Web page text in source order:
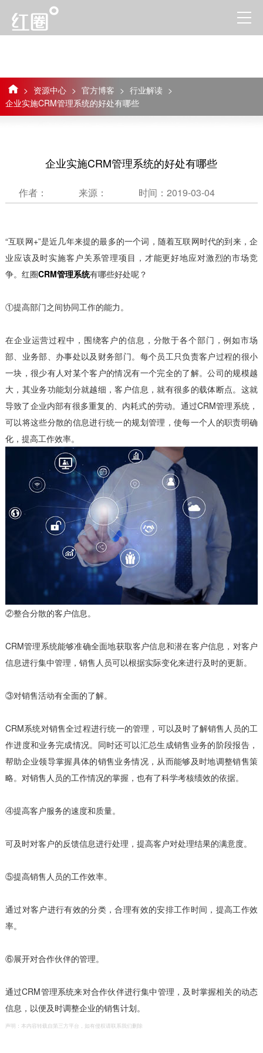
> 资源中心 > 官方博客 > 行业解读 >
企业实施CRM管理系统的好处有哪些
企业实施CRM管理系统的好处有哪些
作者： 来源： 时间：2019-03-04
“互联网+”是近几年来提的最多的一个词，随着互联网时代的到来，企
业应该及时实施客户关系管理项目，才能更好地应对激烈的市场竞
争。红圈CRM管理系统有哪些好处呢？
①提高部门之间协同工作的能力。
在企业运营过程中，围绕客户的信息，分散于各个部门，例如市场
部、业务部、办事处以及财务部门。每个员工只负责客户过程的很小
一块，很少有人对某个客户的情况有一个完全的了解。公司的规模越
大，其业务功能划分就越细，客户信息，就有很多的载体断点。这就
导致了企业内部有很多重复的、内耗式的劳动。通过CRM管理系统，
可以将这些分散的信息进行统一的规划管理，使每一个人的职责明确
化，提高工作效率。
②整合分散的客户信息。
CRM管理系统能够准确全面地获取客户信息和潜在客户信息，对客户
信息进行集中管理，销售人员可以根据实际变化来进行及时的更新。
③对销售活动有全面的了解。
CRM系统对销售全过程进行统一的管理，可以及时了解销售人员的工
作进度和业务完成情况。同时还可以汇总生成销售业务的阶段报告，
帮助企业领导掌握具体的销售业务情况，从而能够及时地调整销售策
略。对销售人员的工作情况的掌握，也有了科学考核绩效的依据。
④提高客户服务的速度和质量。
可及时对客户的反馈信息进行处理，提高客户对处理结果的满意度。
⑤提高销售人员的工作效率。
通过对客户进行有效的分类，合理有效的安排工作时间，提高工作效
率。
⑥展开对合作伙伴的管理。
通过CRM管理系统来对合作伙伴进行集中管理，及时掌握相关的动态
信息，以便及时调整企业的销售计划。
声明：本内容转载自第三方平台，如有侵权请联系我们删除